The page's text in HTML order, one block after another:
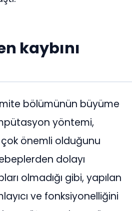
kaybını
bölümünün büyüme
yöntemi,
önemli olduğunu
dolayı
olmadığı gibi, yapılan
ve fonksiyonelliğini